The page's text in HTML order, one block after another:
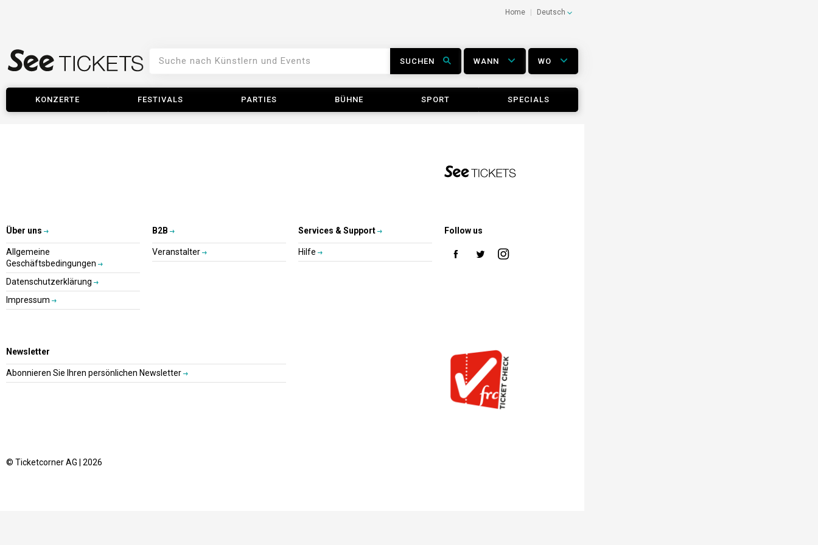
Home Deutsch
SUCHEN WANN WO
KONZERTE FESTIVALS PARTIES BÜHNE SPORT SPECIALS
Über uns
Allgemeine
Geschäftsbedingungen
Datenschutzerklärung
Impressum
B2B
Veranstalter
Services & Support
Hilfe
Follow us
Newsletter
Abonnieren Sie Ihren persönlichen Newsletter
© Ticketcorner AG | 2026